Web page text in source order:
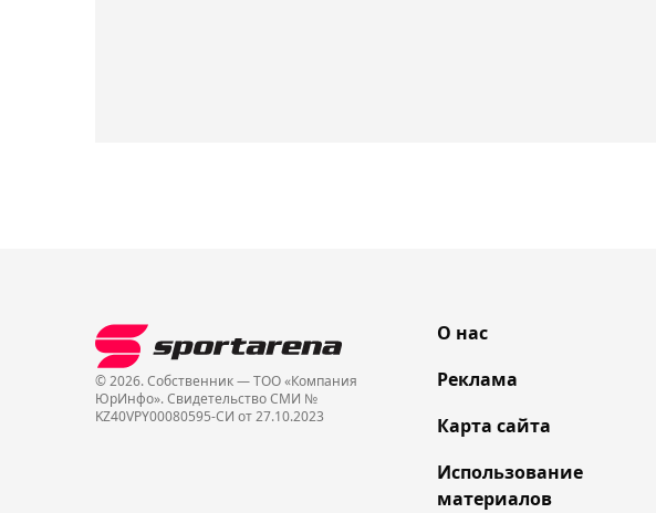
© 2026. Собственник — ТОО «Компания
ЮрИнфо». Cвидетельство СМИ №
KZ40VPY00080595-СИ от 27.10.2023
О нас
Реклама
Карта сайта
Использование
материалов